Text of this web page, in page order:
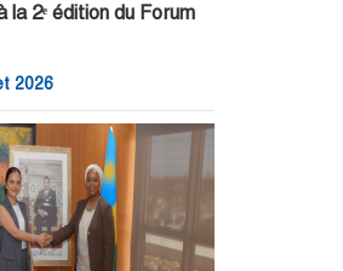
la 2ᵉ édition du Forum
2026